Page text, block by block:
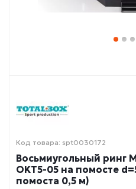
Код товара: spt0030172
Восьмиугольный ринг
OKT5-05 на помосте
помоста 0,5 м)